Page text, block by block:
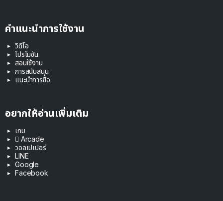
คำแนะนำการใช้งาน
วิดีโอ
โปรโมชัน
สอนใช้งาน
การสนับสนุน
แนะนำการซื้อ
อยากให้อ่านเพิ่มเติม
เกม
 Arcade
วอลเปเปอร์
LINE
Google
Facebook